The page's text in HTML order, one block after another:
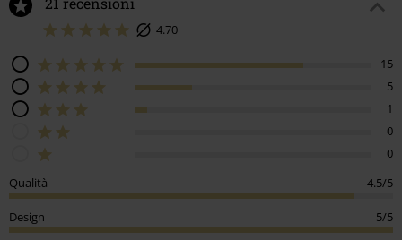
4.70
15
5
1
0
0
Qualità
4.5/5
Design 5/5